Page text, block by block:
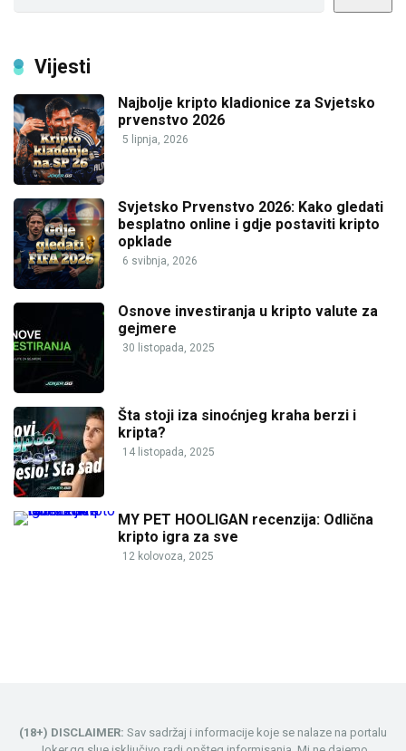
Vijesti
Najbolje kripto kladionice za Svjetsko
prvenstvo 2026
5 lipnja, 2026
Svjetsko Prvenstvo 2026: Kako gledati
besplatno online i gdje postaviti kripto
opklade
6 svibnja, 2026
Osnove investiranja u kripto valute za
gejmere
30 listopada, 2025
Šta stoji iza sinoćnjeg kraha berzi i
kripta?
14 listopada, 2025
MY PET HOOLIGAN recenzija: Odlična
kripto igra za sve
12 kolovoza, 2025
(18+) DISCLAIMER: Sav sadržaj i informacije koje se nalaze na portalu